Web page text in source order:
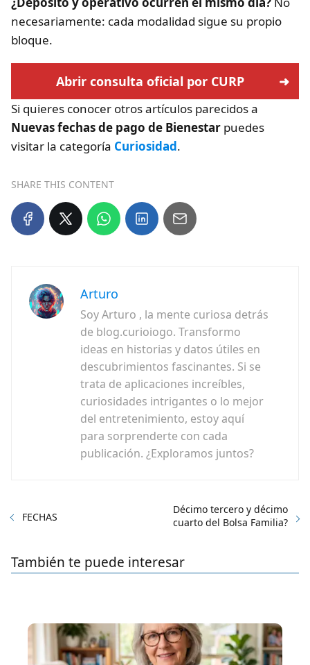
necesariamente: cada modalidad sigue su propio
bloque.
Abrir consulta oficial por CURP
Si quieres conocer otros artículos parecidos a
Nuevas fechas de pago de Bienestar puedes
visitar la categoría Curiosidad.
SHARE THIS CONTENT
Arturo
Soy Arturo , la mente curiosa detrás
de blog.curioiogo. Transformo
ideas en historias y datos útiles en
descubrimientos fascinantes. Si se
trata de aplicaciones increíbles,
curiosidades intrigantes o lo mejor
del entretenimiento, estoy aquí
para sorprenderte con cada
publicación. ¿Exploramos juntos?
FECHAS
Décimo tercero y décimo
cuarto del Bolsa Familia?
También te puede interesar